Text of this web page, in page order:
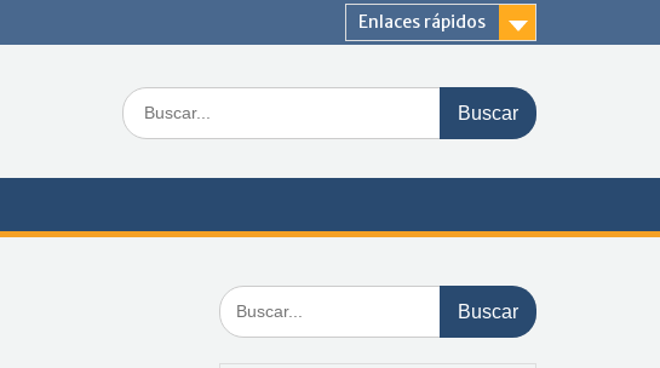
Enlaces rápidos
Buscar:
Buscar: